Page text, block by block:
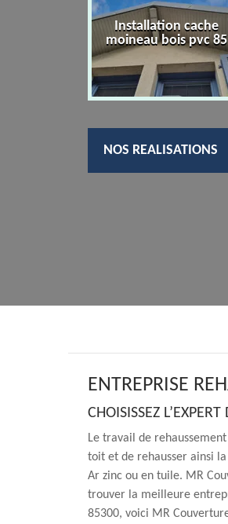
Installation cache
moineau bois pvc 85
NOS REALISATIONS
ENTREPRISE
CHOISISSEZ
Le travail de
toit et de rehausser ainsi
Ar zinc ou en tuile. MR
trouver la meilleure
85300, voici MR